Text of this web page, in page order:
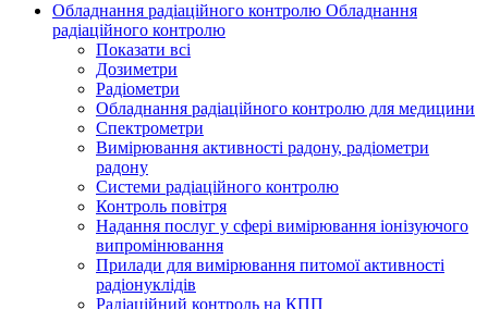
Обладнання радіаційного контролю Обладнання
радіаційного контролю
Показати всі
Дозиметри
Радіометри
Обладнання радіаційного контролю для медицини
Спектрометри
Вимірювання активності радону, радіометри
радону
Системи радіаційного контролю
Контроль повітря
Надання послуг у сфері вимірювання іонізуючого
випромінювання
Прилади для вимірювання питомої активності
радіонуклідів
Радіаційний контроль на КПП